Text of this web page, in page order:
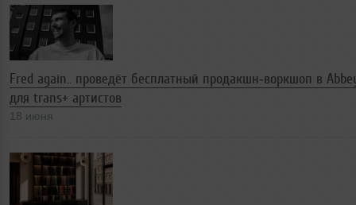
Fred again.. проведёт бесплатный продакшн‑воркшоп в
для trans+ артистов
18 июня